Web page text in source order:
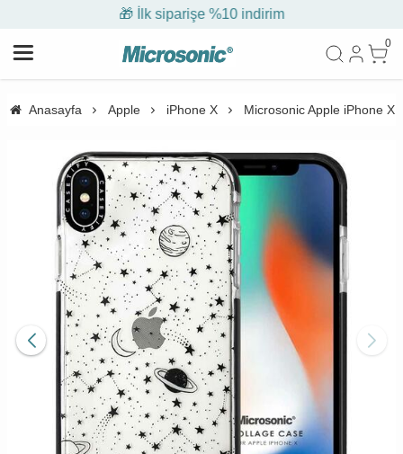
🎁 İlk siparişe %10 indirim
0
Anasayfa Apple iPhone X Microsonic Apple iPhone X